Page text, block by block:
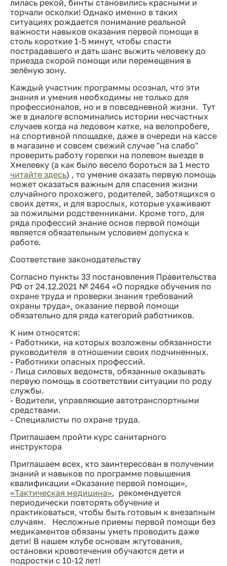
лилась рекой, бинты становились красными и
торчали осколки! Однако именно в таких
ситуациях рождается понимание реальной
важности навыков оказания первой помощи в
столь короткие 1-5 минут, чтобы спасти
пострадавшего и дать шанс выжить человеку до
приезда скорой помощи или перемещения в
зелёную зону.
Каждый участник программы осознал, что эти
знания и умения необходимы не только для
профессионалов, но и в повседневной жизни. Тут
же в диалоге вспоминались истории несчастных
случаев когда на ледовом катке, на велопробеге,
на спортивной площадке, даже в очереди на кассе
в магазине и совсем свежий случае "на слабо"
проверить работу горелки на полевом выезде в
Хмелевку (а как было весело бороться за 1 место
читайте здесь) , то умение оказать первую помощь
может оказаться важным для спасения жизни
случайного прохожего, родителей, заботящихся о
своих детях, и для взрослых, которые ухаживают
за пожилыми родственниками. Кроме того, для
ряда профессий знание основ первой помощи
является обязательным условием допуска к
работе.
Соответствие законодательству
Согласно пункты 33 постановления Правительства
РФ от 24.12.2021 № 2464 «О порядке обучения по
охране труда и проверки знания требований
охраны труда», оказание первой помощи
обязательно для ряда категорий работников.
К ним относятся:
- Работники, на которых возложены обязанности
руководителя в отношении своих подчиненных.
- Работники опасных профессий.
- Лица силовых ведомств, обязанные оказывать
первую помощь в соответствии ситуации по роду
службы.
- Водители, управляющие автотранспортными
средствами.
- Специалисты по охране труда.
Приглашаем пройти курс санитарного
инструктора
Приглашаем всех, кто заинтересован в получении
знаний и навыков по программе повышения
квалификации «Оказание первой помощи»,
«Тактическая медицина», рекомендуется
периодически повторять обучение и
практиковаться, чтобы быть готовым к внезапным
случаям. Несложные приемы первой помощи без
медикаментов обязаны уметь проводить даже
дети! В нашем клубе основам жгутования,
остановки кровотечения обучаются дети и
подростки с 10-12 лет!